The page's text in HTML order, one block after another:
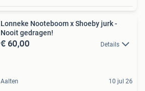
Lonneke Nooteboom x Shoeby jurk -
Nooit gedragen!
€ 60,00 Details
Aalten 10 jul 26